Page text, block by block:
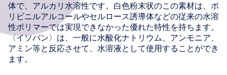
体で、アルカリ水溶性です。白色粉末状のこの素材は、ポ
リビニルアルコールやセルロース誘導体などの従来の水溶
性ポリマーでは実現できなかった優れた特性を持ちます。
〈イソバン〉は、一般に水酸化ナトリウム、アンモニア、
アミン等と反応させて、水溶液として使用することができ
ます。